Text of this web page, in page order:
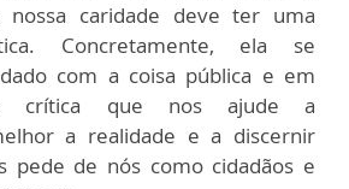
nossa caridade deve ter uma
Concretamente, ela se
com a coisa pública e em
crítica que nos ajude a
a realidade e a discernir
pede de nós como cidadãos e